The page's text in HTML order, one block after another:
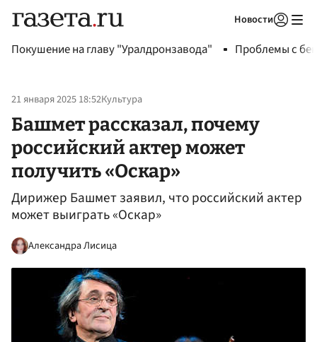
Новости
Покушение на главу "Уралдронзавода" Проблемы с
21 января 2025 18:52Культура
Башмет рассказал, почему
российский актер может
получить «Оскар»
Дирижер Башмет заявил, что российский актер
может выиграть «Оскар»
Александра Лисица